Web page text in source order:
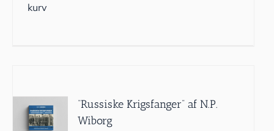
kurv
“Russiske Krigsfanger” af N.P.
Wiborg